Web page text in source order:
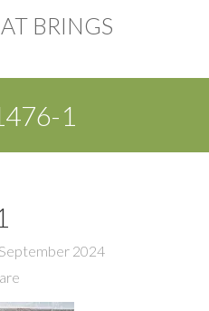
BRINGS
1
2024